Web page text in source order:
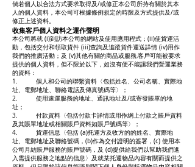
倘若個人以合法方式要求取得及/或修正本公司所持有關於其本
人的個人資料，本公司可根據條例規定的時限及方式提供及/或
修正上述資料。
收集客戶個人資料之運作聲明
本公司將就 (i)到訪本公司的網站及使用應用程式；(ii)使貨運活
動，包括交付和領取貨件 (iii)查詢及追蹤貨件運送詳情 (iv)用作
我們的推廣活動；及 (v)其他有關的商品或服務,客戶可能被要求
提供的個人資料，但不限於以下，如沒有便不能讓我們營運業務
的資料：
1. 個人和公司的聯繫資料〈包括姓名、公司名稱、實際地
址、電郵地址、聯絡電話及傳真號碼等〉；
2. 使用速運服務的地址、通訊地址及/或寄發賬單的地
址；
3. 付款資料〈包括付款卡詳情或用作網上付款之賬戶資料
及其賬單地址或相關賬戶資料如賬戶號碼等〉；
4. 貨運信息〈包括 (a)托運方及收方的的姓名、實際地
址、電郵地址及聯絡號碼，(b)作為交付證明的簽署，(c) 使用本
公司月結賬戶服務的賬戶號碼，及 (d)提供給我們以幫助我們進
入需提供服務之地點的信息〉及就某托運物品內容有關而提供之